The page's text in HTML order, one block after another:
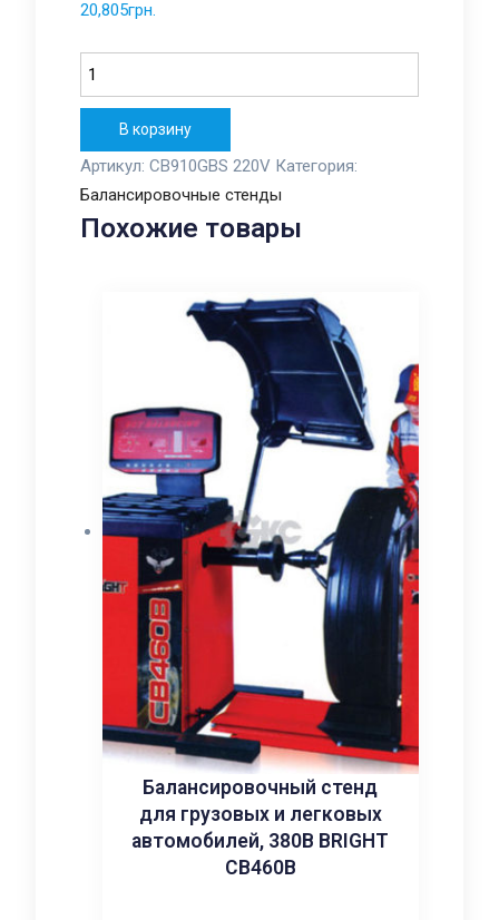
20,805грн.
Количество
В корзину
Артикул: CB910GBS 220V Категория:
Балансировочные стенды
Похожие товары
Балансировочный стенд
для грузовых и легковых
автомобилей, 380В BRIGHT
CB460B